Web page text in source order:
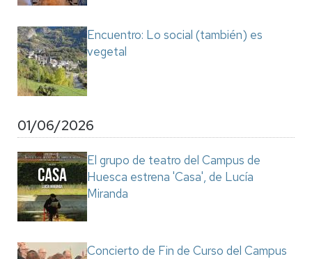
Encuentro: Lo social (también) es
vegetal
01/06/2026
El grupo de teatro del Campus de
Huesca estrena 'Casa', de Lucía
Miranda
Concierto de Fin de Curso del Campus